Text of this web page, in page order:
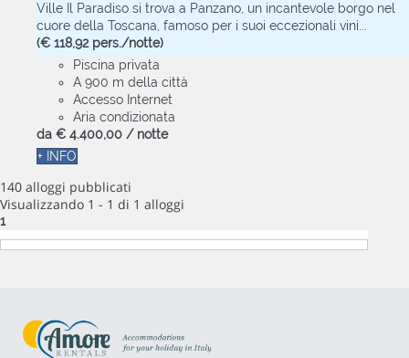
Ville Il Paradiso si trova a Panzano, un incantevole borgo nel
cuore della Toscana, famoso per i suoi eccezionali vini...
(€ 118,92 pers./notte)
Piscina privata
A 900 m della città
Accesso Internet
Aria condizionata
da € 4.400,00 / notte
+ INFO
140 alloggi pubblicati
Visualizzando 1 - 1 di 1 alloggi
1